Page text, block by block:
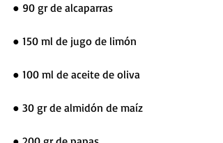
● 90 gr de alcaparras
● 150 ml de jugo de limón
● 100 ml de aceite de oliva
● 30 gr de almidón de maíz